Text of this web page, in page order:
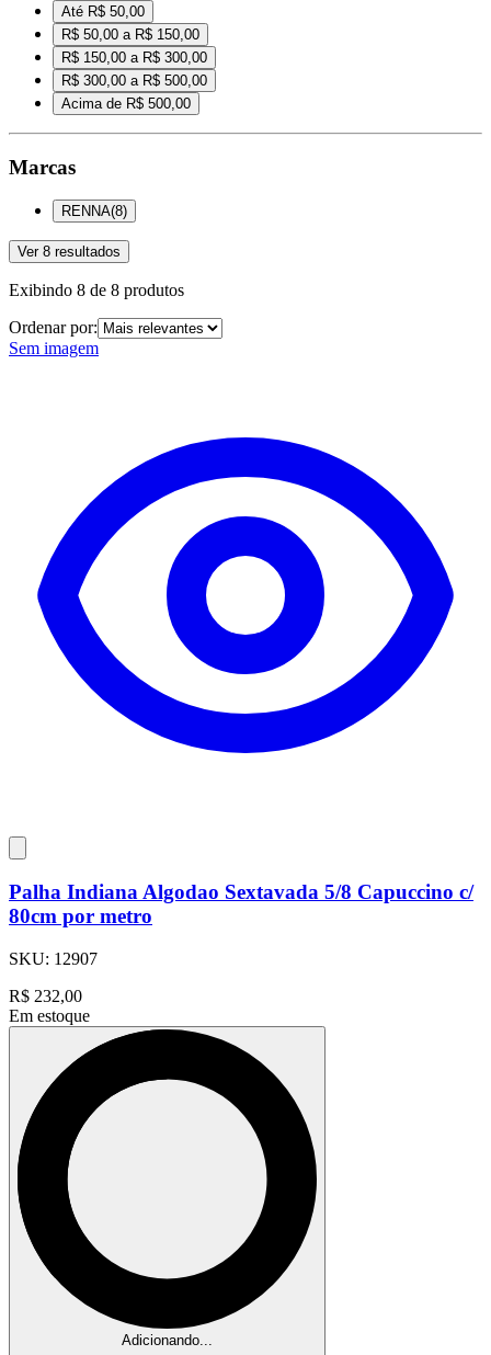
Até R$ 50,00
R$ 50,00 a R$ 150,00
R$ 150,00 a R$ 300,00
R$ 300,00 a R$ 500,00
Acima de R$ 500,00
Marcas
RENNA(8)
Ver 8 resultados
Exibindo 8 de 8 produtos
Ordenar por:
Sem imagem
Palha Indiana Algodao Sextavada 5/8 Capuccino c/
80cm por metro
SKU: 12907
R$ 232,00
Em estoque
Adicionando...